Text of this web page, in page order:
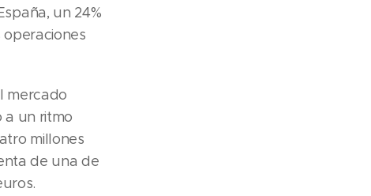
un 24%
mercado
a un ritmo
millones
de una de